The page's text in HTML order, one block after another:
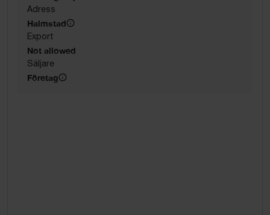
Adress
Halmstad
Export
Not allowed
Säljare
Företag